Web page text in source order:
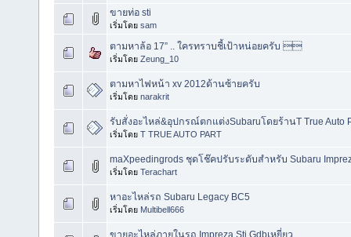
ขายท่อ sti
เริ่มโดย sam
ตามหาล้อ 17” .. ใครทราบชี้เป้าหน่อยครับ 
เริ่มโดย Zeung_10
ตามหาไฟหน้า xv 2012ด้านซ้ายครับ
เริ่มโดย narakrit
รับสั่งอะไหล่&อุปกรณ์ตกแต่งSubaruโดยร้านT True Auto
เริ่มโดย T TRUE AUTO PART
maXpeedingrods ชุดโช๊คปรับระดับสำหรับ Subaru
เริ่มโดย Terachart
หาอะไหล่รถ Subaru Legacy BC5
เริ่มโดย Multibell666
ขายอะไหล่ภายในรถ Impreza Sti Gdbเหยี่ยว